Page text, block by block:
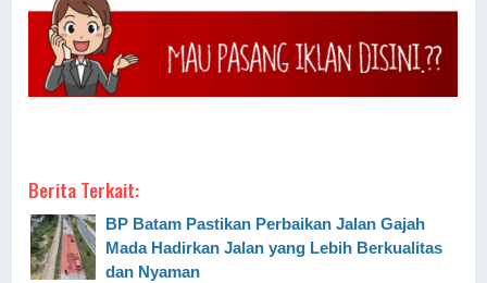
Berita Terkait:
BP Batam Pastikan Perbaikan Jalan Gajah
Mada Hadirkan Jalan yang Lebih Berkualitas
dan Nyaman